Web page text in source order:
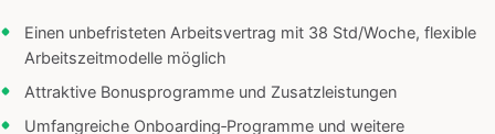
Einen unbefristeten Arbeitsvertrag mit 38 Std/Woche, flexible
Arbeitszeitmodelle möglich
Attraktive Bonusprogramme und Zusatzleistungen
Umfangreiche Onboarding‑Programme und weitere